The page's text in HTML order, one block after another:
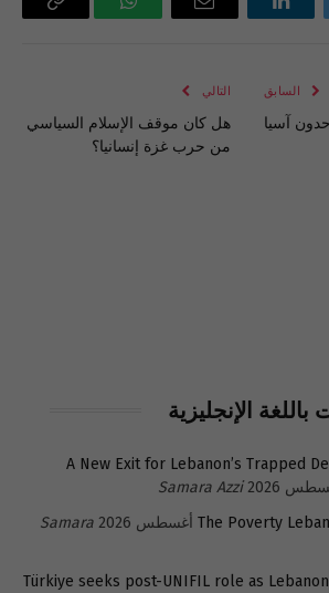
لينكدإن
البريد
واتساب Copy
السابق
آسيا
التالي
هل كان موقف الإسلام السياسي
من حرب غزة إنسانيا؟
الإنجليزية
A New Exit for Lebanon’s Trapped
Samara Azzi
The Poverty
Samara
Türkiye seeks post-UNIFIL role as